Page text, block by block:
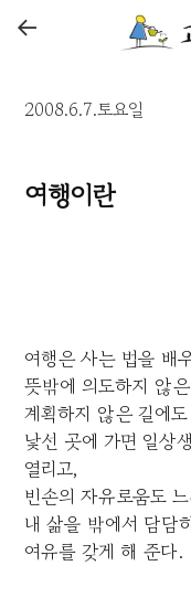
←
2008.6.7.토요일
여행이란
여행은 사는 법을 배
뜻밖에 의도하지 않
계획하지 않은 길에
낯선 곳에 가면 일상
열리고,
빈손의 자유로움도
내 삶을 밖에서 담담
여유를 갖게 해 준다.